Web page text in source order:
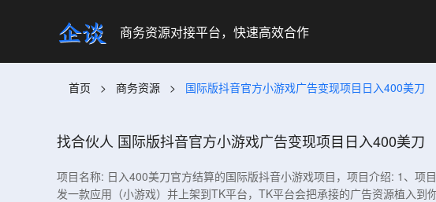
商务资源对接平台，快速高效合作
首页 > 商务资源 > 国际版抖音官方小游戏广告变现项目日入400美刀
找合伙人 国际版抖音官方小游戏广告变现项目日入400美刀
项目名称: 日入400美刀官方结算的国际版抖音小游戏项目，项目介绍: 1、
发一款应用（小游戏）并上架到TK平台，TK平台会把承接的广告资源植入